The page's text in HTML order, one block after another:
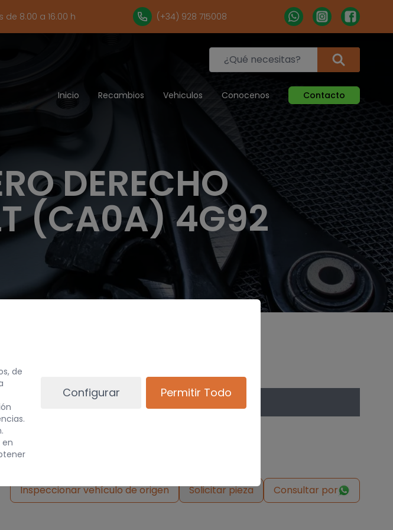
de 8.00 a 16.00 h (+34) 928 715008
Inicio Recambios Vehiculos Conocenos Contacto
DERECHO
(CA0A) 4G92
10 kg
Inspeccionar vehículo de origen Solicitar pieza Consultar por
de
Configurar Permitir Todo